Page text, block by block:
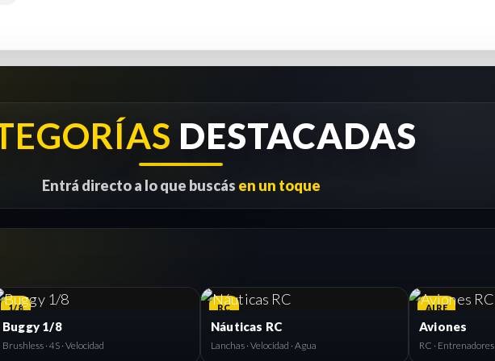
DESTACADAS
Entrá directo a lo que buscás en un toque
1/8
Buggy 1/8
Brushless · 4S · Velocidad
RC
Náuticas RC
Lanchas · Velocidad · Agua
AIRE
Aviones
RC · Entrenadores